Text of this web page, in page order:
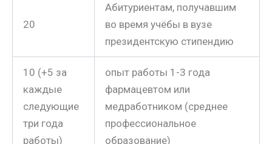
20
Абитуриентам, получавшим
во время учёбы в вузе
президентскую стипендию
10 (+5 за
каждые
следующие
три года
работы)
опыт работы 1-3 года
фармацевтом или
медработником (среднее
профессиональное
образование)